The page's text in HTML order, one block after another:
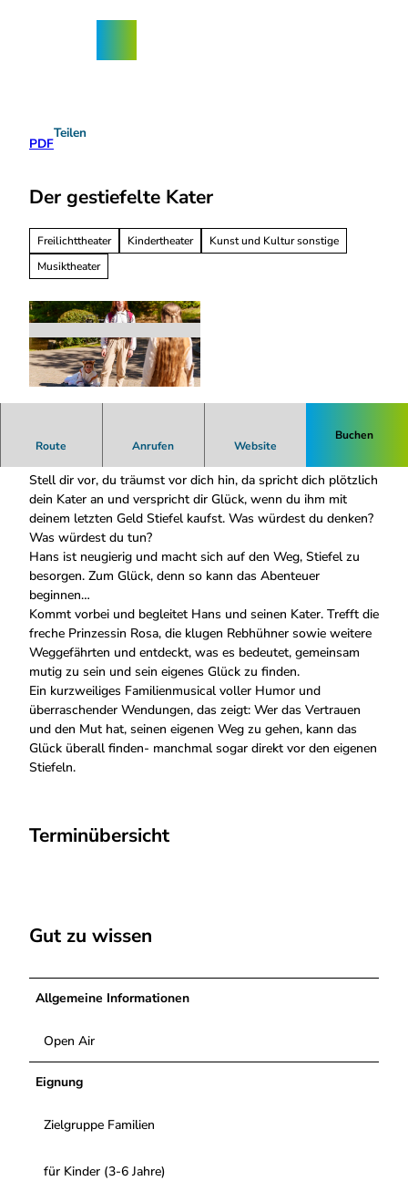
PDF
Teilen
Der gestiefelte Kater
Freilichttheater Kindertheater
Kunst und Kultur sonstige
Musiktheater
Route Anrufen Website
Buchen
Der gestiefelte Kater - Das Familienmusical
Stell dir vor, du träumst vor dich hin, da spricht dich plötzlich
dein Kater an und verspricht dir Glück, wenn du ihm mit
deinem letzten Geld Stiefel kaufst. Was würdest du denken?
Was würdest du tun?
Hans ist neugierig und macht sich auf den Weg, Stiefel zu
besorgen. Zum Glück, denn so kann das Abenteuer
beginnen…
Kommt vorbei und begleitet Hans und seinen Kater. Trefft die
freche Prinzessin Rosa, die klugen Rebhühner sowie weitere
Weggefährten und entdeckt, was es bedeutet, gemeinsam
mutig zu sein und sein eigenes Glück zu finden.
Ein kurzweiliges Familienmusical voller Humor und
überraschender Wendungen, das zeigt: Wer das Vertrauen
und den Mut hat, seinen eigenen Weg zu gehen, kann das
Glück überall finden- manchmal sogar direkt vor den eigenen
Stiefeln.
Terminübersicht
Gut zu wissen
Allgemeine Informationen
Open Air
Eignung
Zielgruppe Familien
für Kinder (3-6 Jahre)